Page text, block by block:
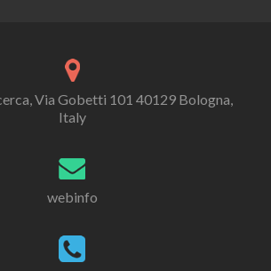
Via Gobetti 101 40129 Bologna,
Italy
webinfo